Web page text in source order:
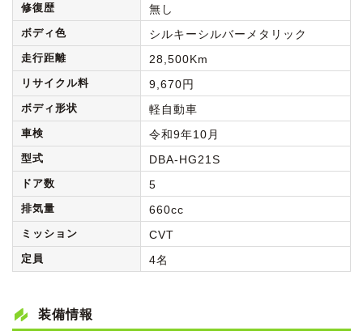
修復歴 無し
ボディ色 シルキーシルバーメタリック
走行距離 28,500Km
リサイクル料 9,670円
ボディ形状 軽自動車
車検 令和9年10月
型式 DBA-HG21S
ドア数 5
排気量 660cc
ミッション CVT
定員 4名
装備情報